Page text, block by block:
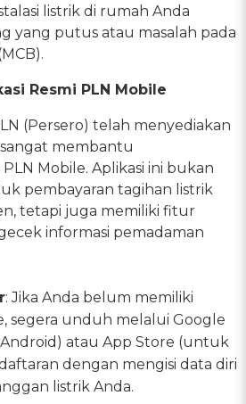
listrik di rumah Anda
yang putus atau masalah pada
Resmi PLN Mobile
(Persero) telah menyediakan
membantu
Mobile. Aplikasi ini bukan
pembayaran tagihan listrik
tetapi juga memiliki fitur
informasi pemadaman
: Jika Anda belum memiliki
segera unduh melalui Google
atau App Store (untuk
dengan mengisi data diri
listrik Anda.